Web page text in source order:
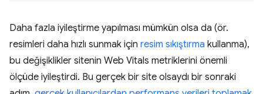
Daha fazla iyileştirme yapılması mümkün olsa da (ör.
resimleri daha hızlı sunmak için resim sıkıştırma kullanma),
bu değişiklikler sitenin Web Vitals metriklerini önemli
ölçüde iyileştirdi. Bu gerçek bir site olsaydı bir sonraki